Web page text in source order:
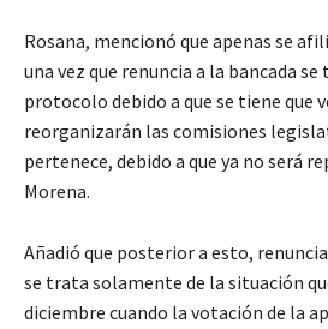
Rosana, mencionó que apenas se
una vez que renuncia a la bancada
protocolo debido a que se tiene que
reorganizarán las comisiones
pertenece, debido a que ya no será
Morena.
Añadió que posterior a esto,
se trata solamente de la situación
diciembre cuando la votación de la